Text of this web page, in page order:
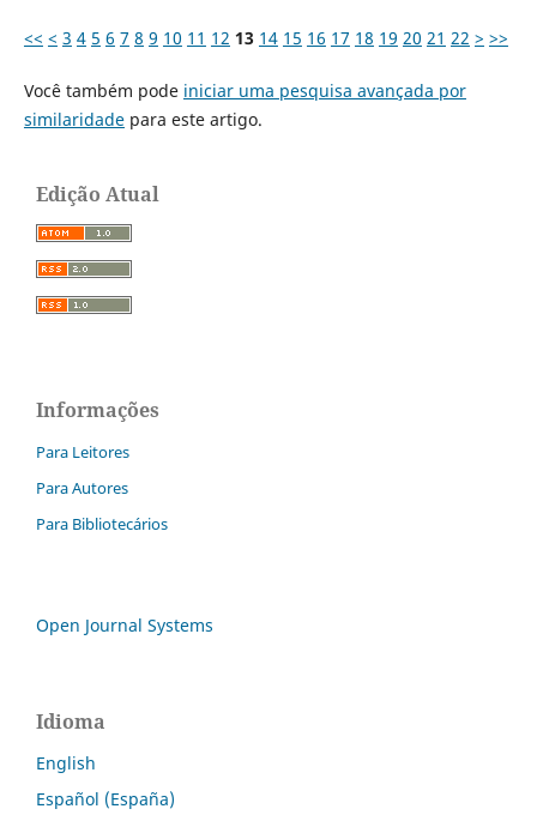
<< < 3 4 5 6 7 8 9 10 11 12 13 14 15 16 17 18 19 20 21 22 > >>
Você também pode iniciar uma pesquisa avançada por
similaridadepara este artigo.
Edição Atual
Informações
Para Leitores
Para Autores
Para Bibliotecários
Open Journal Systems
Idioma
English
Español (España)